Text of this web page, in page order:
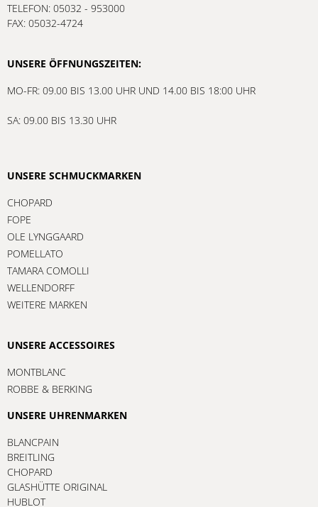
TELEFON: 05032 - 953000
FAX: 05032-4724
UNSERE ÖFFNUNGSZEITEN:
MO-FR: 09.00 BIS 13.00 UHR UND 14.00 BIS 18:00 UHR
SA: 09.00 BIS 13.30 UHR
UNSERE SCHMUCKMARKEN
CHOPARD
FOPE
OLE LYNGGAARD
POMELLATO
TAMARA COMOLLI
WELLENDORFF
WEITERE MARKEN
UNSERE ACCESSOIRES
MONTBLANC
ROBBE & BERKING
UNSERE UHRENMARKEN
BLANCPAIN
BREITLING
CHOPARD
GLASHÜTTE ORIGINAL
HUBLOT